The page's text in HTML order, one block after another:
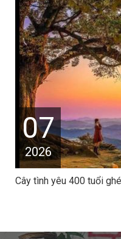
07
2026
Cây tình yêu 400 tuổi